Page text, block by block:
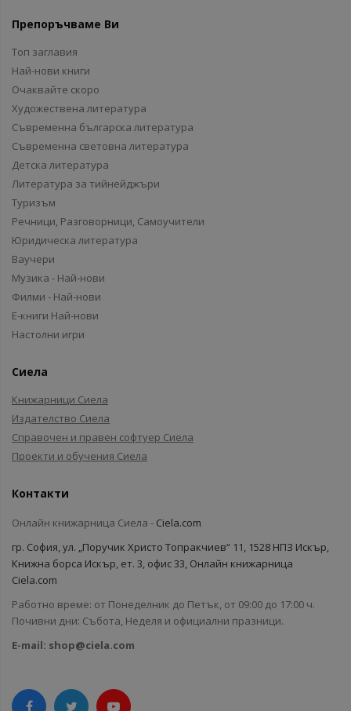
Препоръчваме Ви
Топ заглавия
Най-нови книги
Очаквайте скоро
Художествена литература
Съвременна българска литература
Съвременна световна литература
Детска литература
Литература за тийнейджъри
Туризъм
Речници, Разговорници, Самоучители
Юридическа литература
Ваучери
Музика - Най-нови
Филми - Най-нови
Е-книги Най-нови
Настолни игри
Сиела
Книжарници Сиела
Издателство Сиела
Справочен и правен софтуер Сиела
Проекти и обучения Сиела
Контакти
Онлайн книжарница Сиела - Ciela.com
гр. София, ул. „Поручик Христо Топракчиев“ 11, 1528 НПЗ Искър,
Книжна борса Искър, ет. 3, офис 33, Онлайн книжарница
Ciela.com
Работно време: от Понеделник до Петък, от 09:00 до 17:00 ч.
Почивни дни: Събота, Неделя и официални празници.
E-mail: shop@ciela.com